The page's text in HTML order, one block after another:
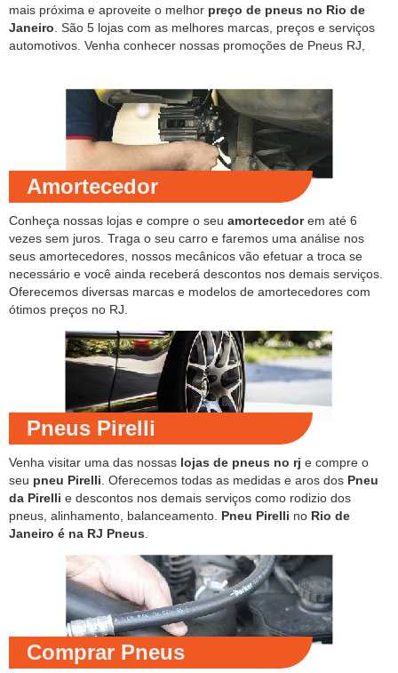
mais próxima e aproveite o melhor preço de pneus no Rio de
Janeiro . São 5 lojas com as melhores marcas, preços e serviços
automotivos. Venha conhecer nossas promoções de Pneus RJ,
Amortecedor
Conheça nossas lojas e compre o seu amortecedorem até 6
vezes sem juros. Traga o seu carro e faremos uma análise nos
seus amortecedores, nossos mecânicos vão efetuar a troca se
necessário e você ainda receberá descontos nos demais serviços.
Oferecemos diversas marcas e modelos de amortecedores com
ótimos preços no RJ.
Pneus Pirelli
Venha visitar uma das nossas lojas de pneus no rj e compre o
seu pneu Pirelli . Oferecemos todas as medidas e aros dos Pneu
da Pirelli e descontos nos demais serviços como rodizio dos
pneus, alinhamento, balanceamento. Pneu Pirelli no Rio de
Janeiro é na RJ Pneus
Comprar Pneus